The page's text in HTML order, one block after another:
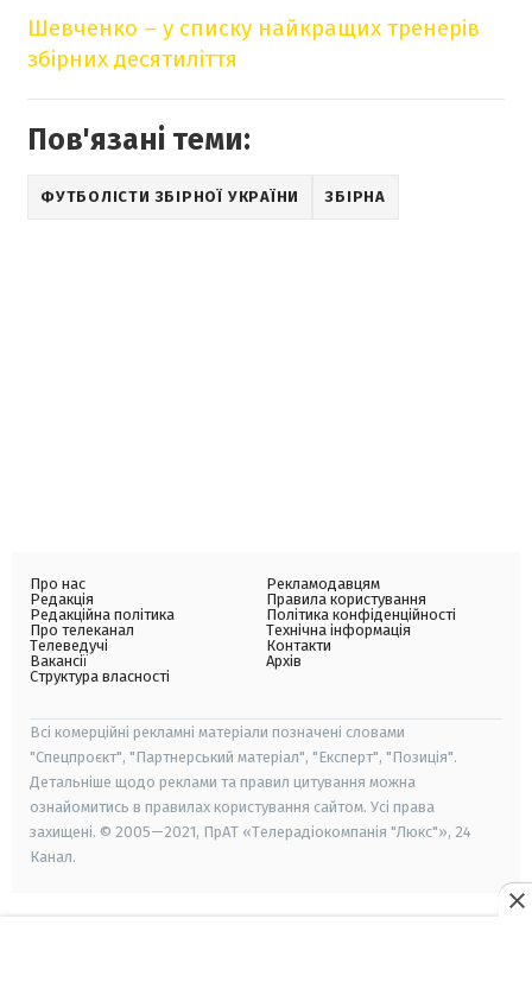
Шевченко – у списку найкращих тренерів
збірних десятиліття
Пов'язані теми:
ФУТБОЛІСТИ ЗБІРНОЇ УКРАЇНИ ЗБІРНА
Про нас
Редакція
Редакційна політика
Про телеканал
Телеведучі
Вакансії
Структура власності
Рекламодавцям
Правила користування
Політика конфіденційності
Технічна інформація
Контакти
Архів
Всі комерційні рекламні матеріали позначені словами
"Спецпроєкт", "Партнерський матеріал", "Експерт", "Позиція".
Детальніше щодо реклами та правил цитування можна
ознайомитись в правилах користування сайтом. Усі права
захищені. © 2005—2021, ПрАТ «Телерадіокомпанія "Люкс"», 24
Канал.